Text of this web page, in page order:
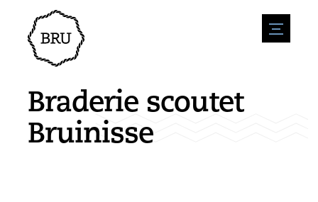
menu
Veranstaltungskalender
Veranstaltung anmelden
Übernachtung
Geschäfte
Natur & wasser
Zugänglichkeit
Parken
Braderie scoutet
Bruinisse